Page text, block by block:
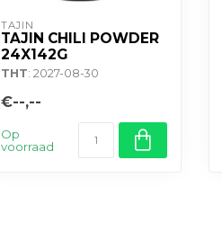
TAJIN
TAJIN CHILI POWDER
24X142G
THT: 2027-08-30
€--,--
Op
voorraad